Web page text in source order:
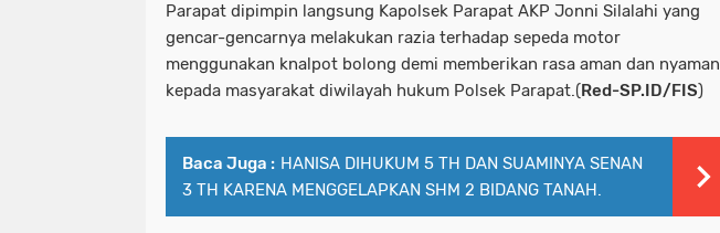
Parapat dipimpin langsung Kapolsek Parapat AKP Jonni Silalahi yang
gencar-gencarnya melakukan razia terhadap sepeda motor
menggunakan knalpot bolong demi memberikan rasa aman dan nyaman
kepada masyarakat diwilayah hukum Polsek Parapat.( Red-SP.ID/FIS)
Baca Juga : HANISA DIHUKUM 5 TH DAN SUAMINYA SENAN
3 TH KARENA MENGGELAPKAN SHM 2 BIDANG TANAH.